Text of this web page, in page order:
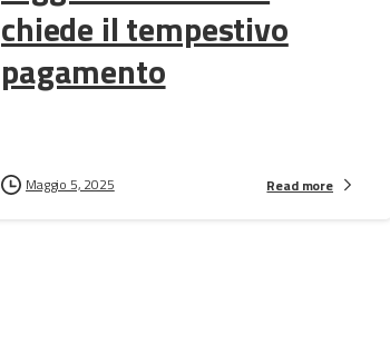
chiede il tempestivo
pagamento
Maggio 5, 2025 Read more